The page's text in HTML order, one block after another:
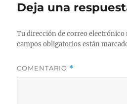
Deja una
Tu dirección de correo electrónico
campos obligatorios están
COMENTARIO *